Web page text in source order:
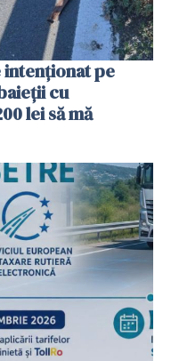
intenționat pe
cu
lei să mă